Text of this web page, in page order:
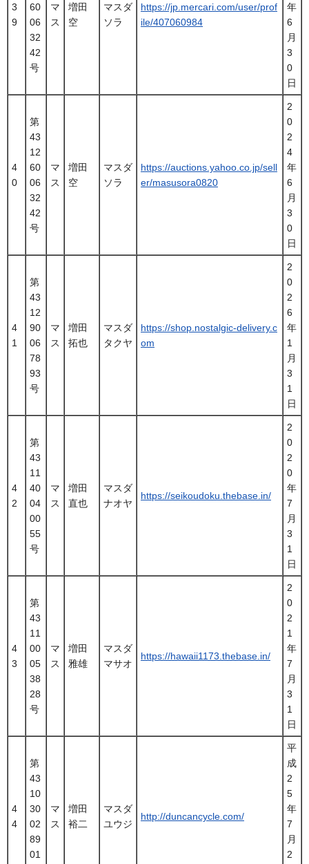
3
9
60
06
32
42
号
マ
ス
増田
空
マスダ
ソラ
https://jp.mercari.com/user/prof
ile/407060984
年
6
月
3
0
日
4
0
第
43
12
60
06
32
42
号
マ
ス
増田
空
マスダ
ソラ
https://auctions.yahoo.co.jp/sell
er/masusora0820
2
0
2
4
年
6
月
3
0
日
4
1
第
43
12
90
06
78
93
号
マ
ス
増田
拓也
マスダ
タクヤ
https://shop.nostalgic-delivery.c
om
2
0
2
6
年
1
月
3
1
日
4
2
第
43
11
40
04
00
55
号
マ
ス
増田
直也
マスダ
ナオヤ
https://seikoudoku.thebase.in/
2
0
2
0
年
7
月
3
1
日
4
3
第
43
11
00
05
38
28
号
マ
ス
増田
雅雄
マスダ
マサオ
https://hawaii1173.thebase.in/
2
0
2
1
年
7
月
3
1
日
4
4
第
43
10
30
02
89
01
マ
ス
増田
裕二
マスダ
ユウジ
http://duncancycle.com/
平
成
2
5
年
7
月
2